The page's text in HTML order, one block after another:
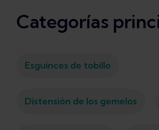
Categorías
Esguinces de tobillo
Distensión de los gemelos